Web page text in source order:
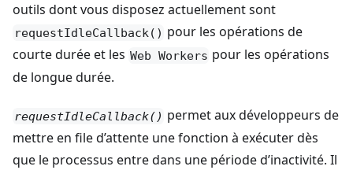
outils dont vous disposez actuellement sont
requestIdleCallback() pour les opérations de
courte durée et les Web Workers pour les opérations
de longue durée.
requestIdleCallback() permet aux développeurs de
mettre en file d’attente une fonction à exécuter dès
que le processus entre dans une période d’inactivité. Il